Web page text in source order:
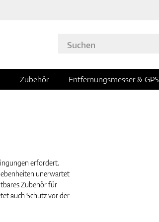
Zubehör Entfernungsmesser & GPS
erfordert.
unerwartet
Zubehör für
auch Schutz vor der